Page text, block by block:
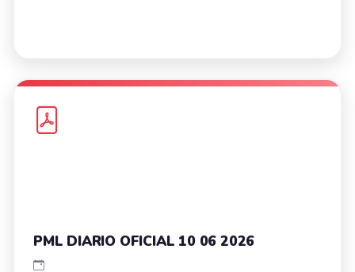
PML DIARIO OFICIAL 10 06 2026